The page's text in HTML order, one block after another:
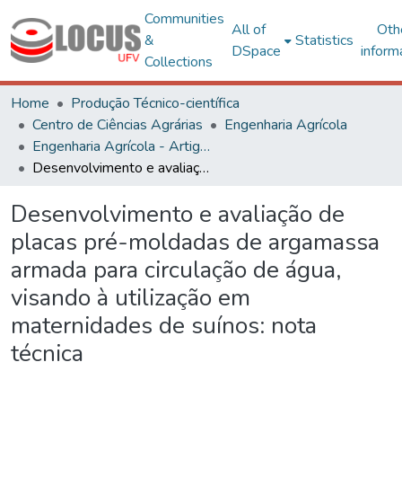
Communities
&
Collections
All of
DSpace
Statistics
Home
Produção Técnico-científica
Centro de Ciências Agrárias
Engenharia Agrícola
Engenharia Agrícola - Artigos
Desenvolvimento e avaliação de placas pré-moldadas de argamassa armada para circulação de água, visando à utilização em maternidades de suínos: nota técnica
Desenvolvimento e avaliação de
placas pré-moldadas de argamassa
armada para circulação de água,
visando à utilização em
maternidades de suínos: nota
técnica